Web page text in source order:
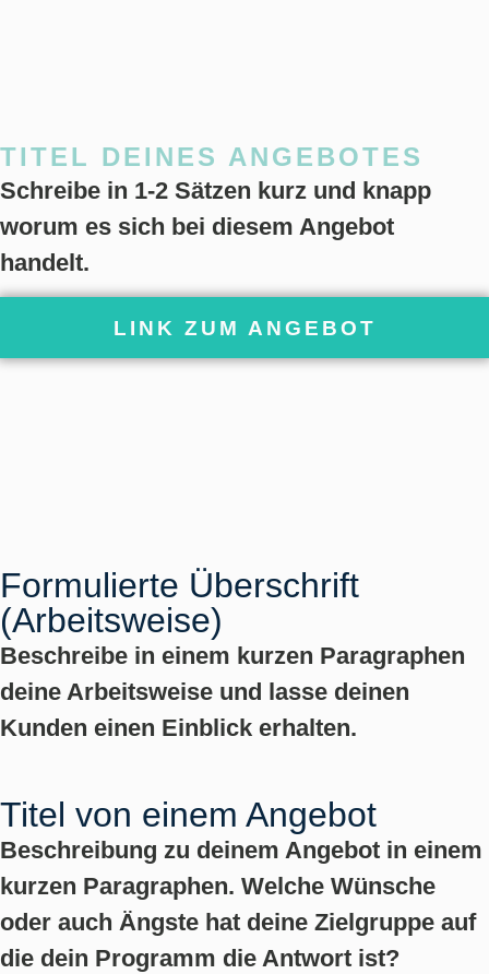
TITEL DEINES ANGEBOTES
Schreibe in 1-2 Sätzen kurz und knapp
worum es sich bei diesem Angebot
handelt.
LINK ZUM ANGEBOT
Formulierte Überschrift
(Arbeitsweise)
Beschreibe in einem kurzen Paragraphen
deine Arbeitsweise und lasse deinen
Kunden einen Einblick erhalten.
Titel von einem Angebot
Beschreibung zu deinem Angebot in einem
kurzen Paragraphen. Welche Wünsche
oder auch Ängste hat deine Zielgruppe auf
die dein Programm die Antwort ist?